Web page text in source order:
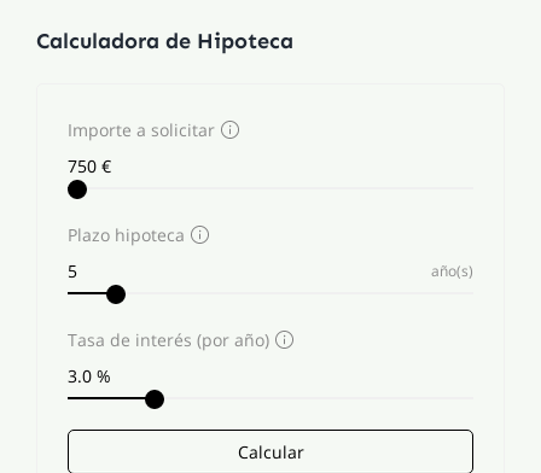
Calculadora de Hipoteca
Importe a solicitar
Plazo hipoteca
año(s)
Tasa de interés (por año)
Calcular